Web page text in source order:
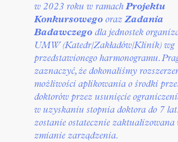
w 2023 roku w ramach Projektu
Konkursowego oraz Zadania
Badawczego dla jednostek
UMW (Katedr/Zakładów/Klinik) wg
przedstawionego harmonogramu.
zaznaczyć, że dokonaliśmy
możliwości aplikowania o środki
doktorów przez usunięcie
w uzyskaniu stopnia doktora do 7
zostanie ostatecznie zaktualizowana
zmianie zarządzenia.